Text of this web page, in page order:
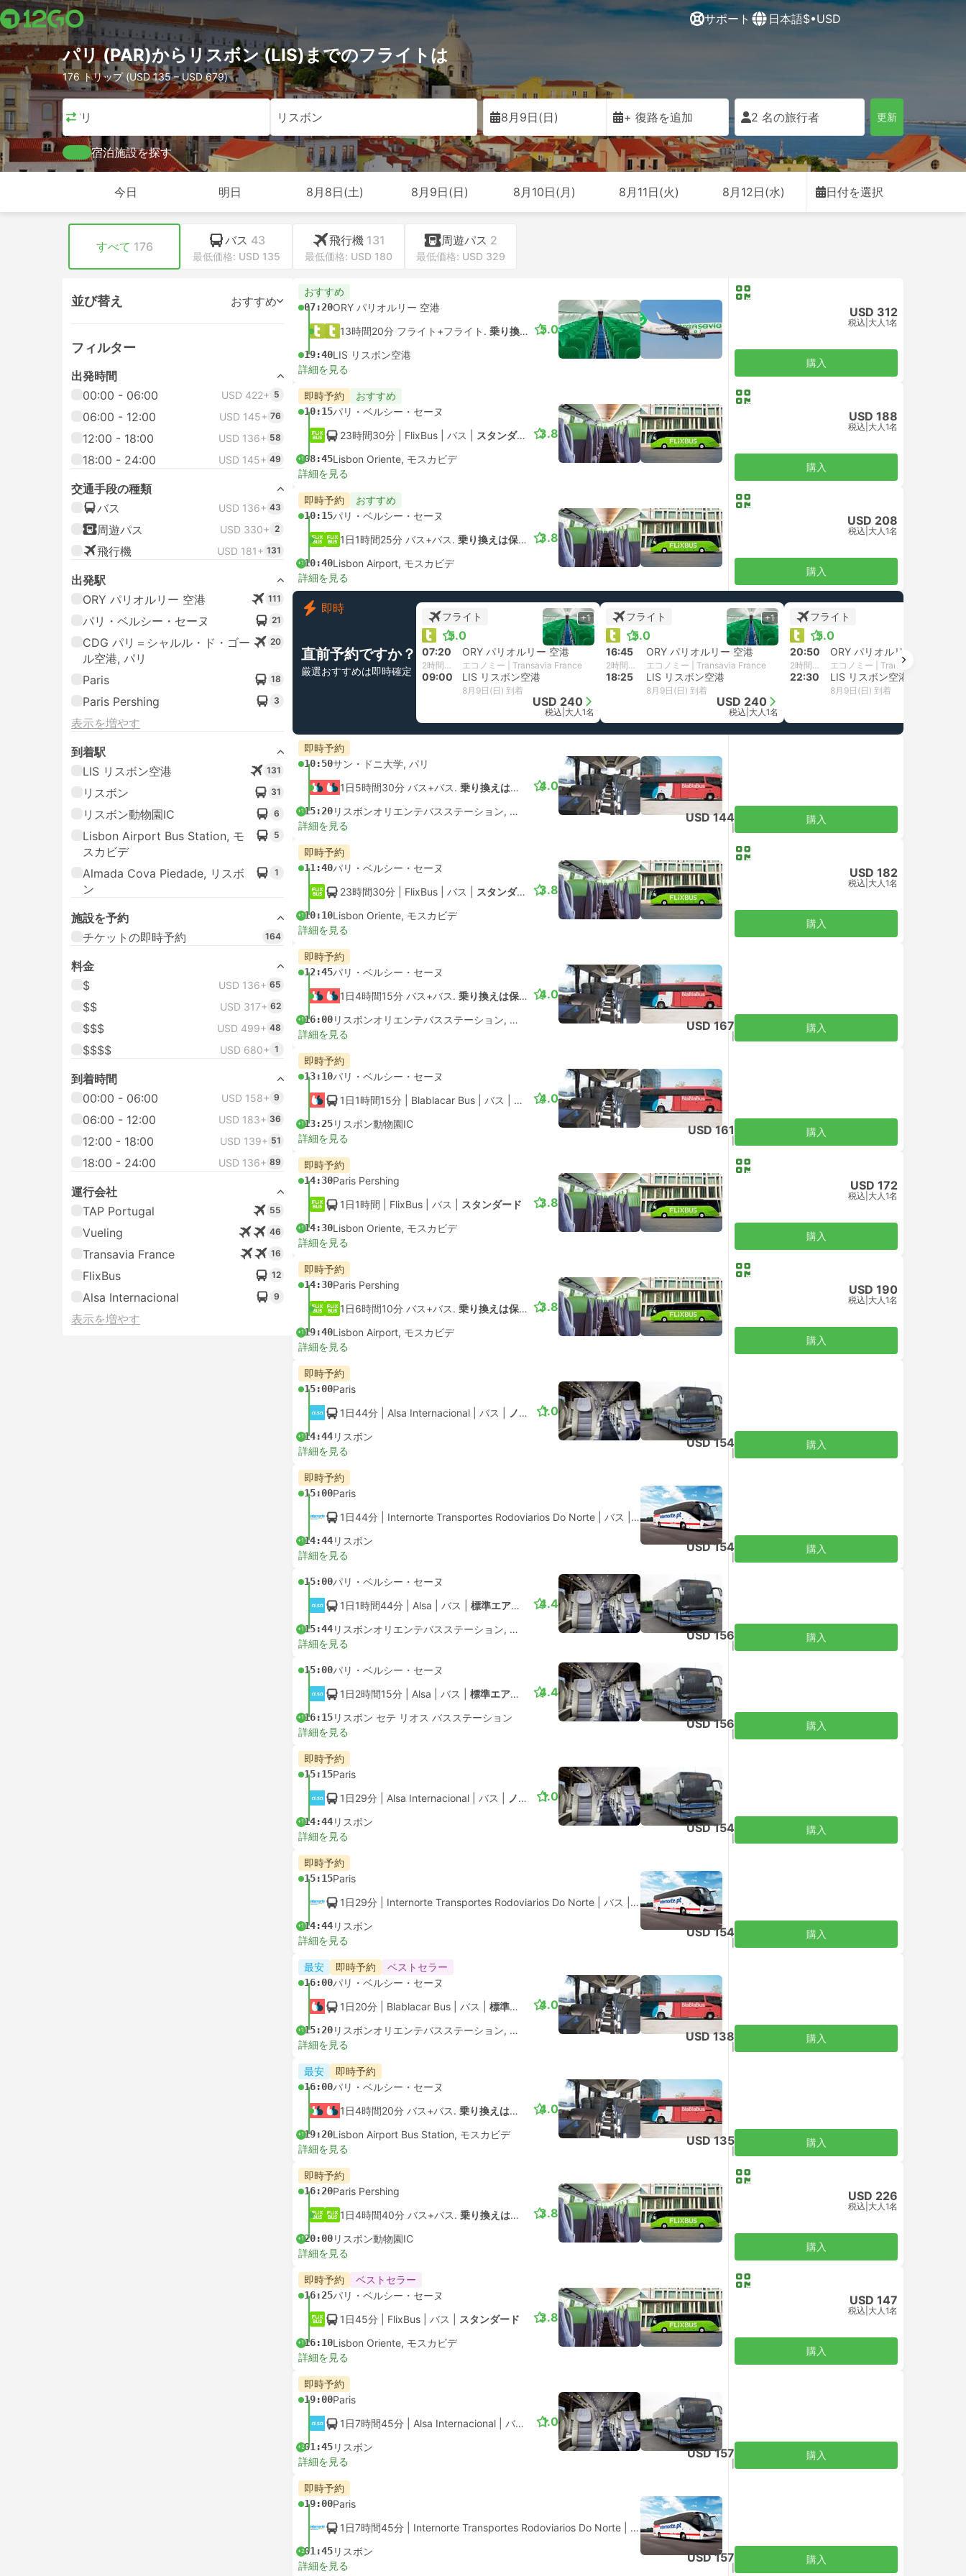
サポート 日本語$•USD
パリ (PAR)からリスボン (LIS)までのフライトは
176 トリップ (USD 135 – USD 679)
パリ リスボン 8月9日(日) + 復路を追加 2 名の旅行者 更新
宿泊施設を探す
今日 明日 8月8日(土) 8月9日(日) 8月10日(月) 8月11日(火) 8月12日(水) 日付を選択
すべて 176 バス 43
最低価格: USD 135
飛行機 131
最低価格: USD 180
周遊パス 2
最低価格: USD 329
並び替え おすすめ
フィルター
出発時間
00:00 - 06:00
USD 422+ 5
06:00 - 12:00 USD 145+ 76
12:00 - 18:00 USD 136+ 58
18:00 - 24:00 USD 145+ 49
交通手段の種類
バス
USD 136+ 43
周遊パス USD 330+ 2
飛行機 USD 181+ 131
出発駅
ORY パリオルリー 空港
111
パリ・ベルシー・セーヌ 21
CDG パリ＝シャルル・ド・ゴー
ル空港, パリ
20
Paris 18
Paris Pershing 3
表示を増やす
到着駅
LIS リスボン空港
131
リスボン 31
リスボン動物園IC 6
Lisbon Airport Bus Station, モ
スカビデ
5
Almada Cova Piedade, リスボ
ン
1
施設を予約
チケットの即時予約
164
料金
$
USD 136+ 65
$$ USD 317+ 62
$$$ USD 499+ 48
$$$$ USD 680+ 1
到着時間
00:00 - 06:00
USD 158+ 9
06:00 - 12:00 USD 183+ 36
12:00 - 18:00 USD 139+ 51
18:00 - 24:00 USD 136+ 89
運行会社
TAP Portugal
55
Vueling 46
Transavia France 16
FlixBus 12
Alsa Internacional 9
表示を増やす
おすすめ
07:20ORY パリオルリー 空港
13時間20分 フライト+フライト. 乗り換えは保証されていません
19:40LIS リスボン空港
5.0
詳細を見る
USD 312
税込 大人1名
購入
即時予約 おすすめ
10:15パリ・ベルシー・セーヌ
23時間30分 | FlixBus バス スタンダード
+108:45Lisbon Oriente, モスカビデ
3.8
詳細を見る
USD 188
税込 大人1名
購入
即時予約 おすすめ
10:15パリ・ベルシー・セーヌ
1日1時間25分 バス+バス. 乗り換えは保証されていません
+110:40Lisbon Airport, モスカビデ
3.8
詳細を見る
USD 208
税込 大人1名
購入
即時
直前予約ですか？
厳選おすすめは即時確定
フライト
5.0
+1
07:20 ORY パリオルリー 空港
2時間40分 エコノミー | Transavia France
09:00 LIS リスボン空港
8月9日(日) 到着
USD 240
税込 大人1名
フライト
5.0
+1
16:45 ORY パリオルリー 空港
2時間40分 エコノミー | Transavia France
18:25 LIS リスボン空港
8月9日(日) 到着
USD 240
税込 大人1名
フライト
5.0
20:50 ORY パリオルリー 空港
2時間40分 エコノミー | Transavia France
22:30 LIS リスボン空港
8月9日(日) 到着
即時予約
10:50サン・ドニ大学, パリ
1日5時間30分 バス+バス. 乗り換えは保証されていません
+115:20 リスボンオリエンテバスステーション, モスカビデ
4.0
詳細を見る
USD 144 購入
即時予約
11:40パリ・ベルシー・セーヌ
23時間30分 | FlixBus バス スタンダード
+110:10Lisbon Oriente, モスカビデ
3.8
詳細を見る
USD 182
税込 大人1名
購入
即時予約
12:45パリ・ベルシー・セーヌ
1日4時間15分 バス+バス. 乗り換えは保証されていません
+116:00 リスボンオリエンテバスステーション, モスカビデ
4.0
詳細を見る
USD 167 購入
即時予約
13:10パリ・ベルシー・セーヌ
1日1時間15分 | Blablacar Bus バス 標準エアコン
+113:25リスボン動物園IC
4.0
詳細を見る
USD 161 購入
即時予約
14:30Paris Pershing
1日1時間 | FlixBus バス スタンダード
+114:30Lisbon Oriente, モスカビデ
3.8
詳細を見る
USD 172
税込 大人1名
購入
即時予約
14:30Paris Pershing
1日6時間10分 バス+バス. 乗り換えは保証されていません
+119:40Lisbon Airport, モスカビデ
3.8
詳細を見る
USD 190
税込 大人1名
購入
即時予約
15:00Paris
1日44分 | Alsa Internacional バス ノーマル
+114:44リスボン
1.0
詳細を見る
USD 154 購入
即時予約
15:00Paris
1日44分 | Internorte Transportes Rodoviarios Do Norte バス ノーマル
+114:44リスボン
詳細を見る
USD 154 購入
15:00パリ・ベルシー・セーヌ
1日1時間44分 | Alsa バス 標準エアコン
+115:44 リスボンオリエンテバスステーション, モスカビデ
4.4
詳細を見る
USD 156 購入
15:00パリ・ベルシー・セーヌ
1日2時間15分 | Alsa バス 標準エアコン
+116:15リスボン セテ リオス バスステーション
4.4
詳細を見る
USD 156 購入
即時予約
15:15Paris
1日29分 | Alsa Internacional バス ノーマル
+114:44リスボン
1.0
詳細を見る
USD 154 購入
即時予約
15:15Paris
1日29分 | Internorte Transportes Rodoviarios Do Norte バス ノーマル
+114:44リスボン
詳細を見る
USD 154 購入
最安 即時予約 ベストセラー
16:00パリ・ベルシー・セーヌ
1日20分 | Blablacar Bus バス 標準エアコン
+115:20 リスボンオリエンテバスステーション, モスカビデ
4.0
詳細を見る
USD 138 購入
最安 即時予約
16:00パリ・ベルシー・セーヌ
1日4時間20分 バス+バス. 乗り換えは保証されていません
+119:20Lisbon Airport Bus Station, モスカビデ
4.0
詳細を見る
USD 135 購入
即時予約
16:20Paris Pershing
1日4時間40分 バス+バス. 乗り換えは保証されていません
+120:00リスボン動物園IC
3.8
詳細を見る
USD 226
税込 大人1名
購入
即時予約 ベストセラー
16:25パリ・ベルシー・セーヌ
1日45分 | FlixBus バス スタンダード
+116:10Lisbon Oriente, モスカビデ
3.8
詳細を見る
USD 147
税込 大人1名
購入
即時予約
19:00Paris
1日7時間45分 | Alsa Internacional バス ノーマル
+201:45リスボン
1.0
詳細を見る
USD 157 購入
即時予約
19:00Paris
1日7時間45分 | Internorte Transportes Rodoviarios Do Norte バス|ノーマル
+201:45リスボン
詳細を見る
USD 157 購入